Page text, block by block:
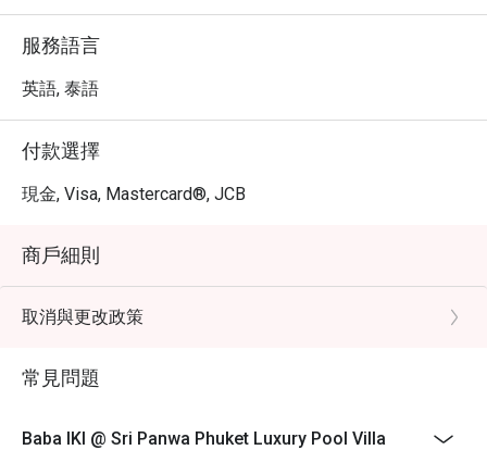
服務語言
英語, 泰語
付款選擇
現金, Visa, Mastercard®, JCB
商戶細則
取消與更改政策
常見問題
Baba IKI @ Sri Panwa Phuket Luxury Pool Villa